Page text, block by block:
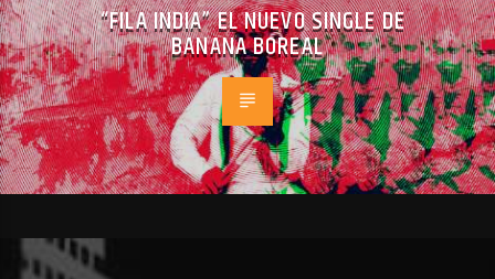
“FILA INDIA” EL NUEVO SINGLE DE
BANANA BOREAL